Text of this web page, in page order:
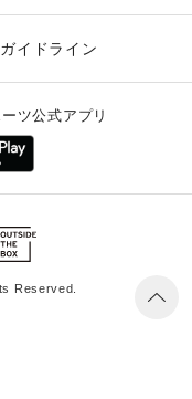
イドライン
ツ公式アプリ
Reserved.